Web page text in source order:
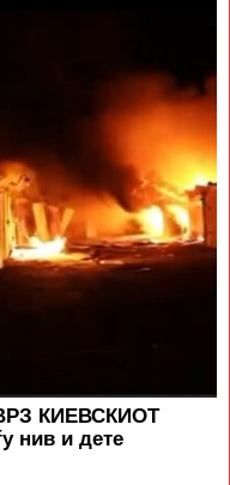
КИЕВСКИОТ
нив и дете